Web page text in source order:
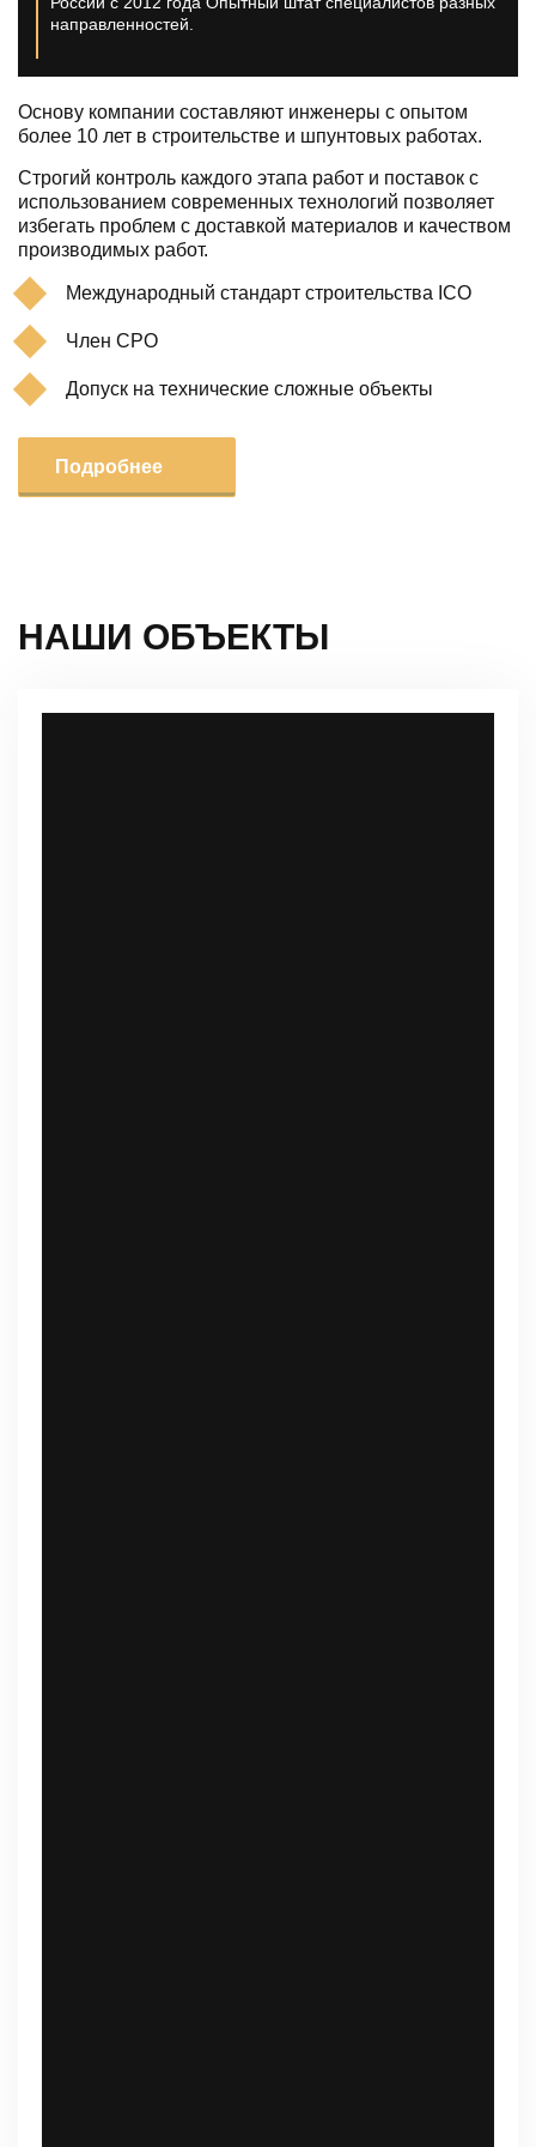
направленностей.
Основу компании составляют инженеры с опытом
более 10 лет в строительстве и шпунтовых работах.
Строгий контроль каждого этапа работ и поставок с
использованием современных технологий позволяет
избегать проблем с доставкой материалов и качеством
производимых работ.
Международный стандарт строительства ICO
Член СРО
Допуск на технические сложные объекты
Подробнее
НАШИ ОБЪЕКТЫ